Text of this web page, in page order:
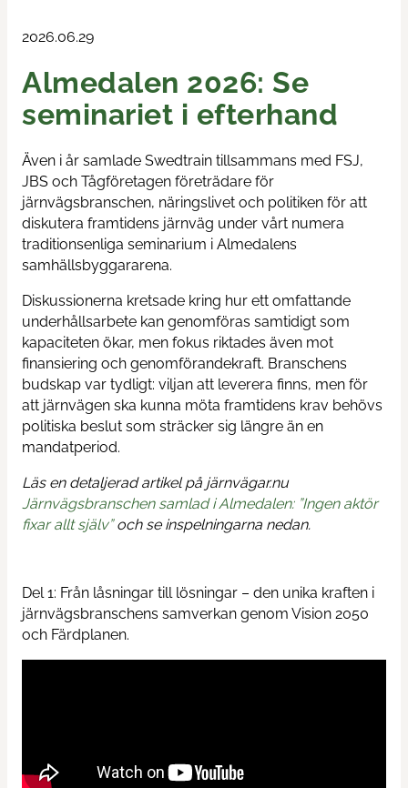
Train & Rail
Swedtrains examenspris
Swedtrain Internship Program
Swedtrain Tech&Future
Öppna styrelsemöten
Karriärvägar
Medlemmar
Om oss
Fokusgrupper
Kontakta oss
Nyheter
2026.06.29
Almedalen 2026: Se
seminariet i efterhand
Även i år samlade Swedtrain tillsammans med FSJ,
JBS och Tågföretagen företrädare för
järnvägsbranschen, näringslivet och politiken för att
diskutera framtidens järnväg under vårt numera
traditionsenliga seminarium i Almedalens
samhällsbyggararena.
Diskussionerna kretsade kring hur ett omfattande
underhållsarbete kan genomföras samtidigt som
kapaciteten ökar, men fokus riktades även mot
finansiering och genomförandekraft. Branschens
budskap var tydligt: viljan att leverera finns, men för
att järnvägen ska kunna möta framtidens krav behövs
politiska beslut som sträcker sig längre än en
mandatperiod.
Läs en detaljerad artikel på järnvägar.nu
Järnvägsbranschen samlad i Almedalen: ”Ingen aktör
fixar allt själv”och se inspelningarna nedan.
Del 1: Från låsningar till lösningar – den unika kraften i
järnvägsbranschens samverkan genom Vision 2050
och Färdplanen.